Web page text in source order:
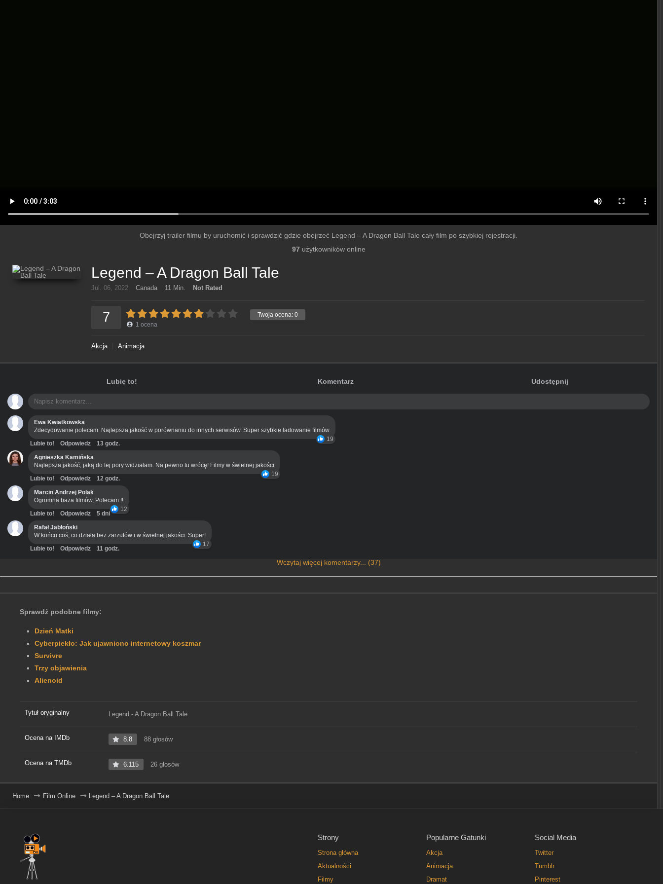
Obejrzyj trailer filmu by uruchomić i sprawdzić gdzie obejrzeć Legend – A Dragon Ball Tale cały film po szybkiej rejestracji.
97 użytkowników online
Legend – A Dragon Ball Tale
Jul. 06, 2022 Canada 11 Min. Not Rated
Twoja ocena: 0
7 1 ocena
Akcja Animacja
Lubię to! Komentarz Udostępnij
Ewa Kwiatkowska
Zdecydowanie polecam. Najlepsza jakość w porównaniu do innych serwisów. Super szybkie ładowanie filmów
19
Lubie to! Odpowiedz
13 godz.
Agnieszka Kamińska
Najlepsza jakość, jaką do tej pory widziałam. Na pewno tu wrócę! Filmy w świetnej jakości
19
Lubie to! Odpowiedz
12 godz.
Marcin Andrzej Polak
Ogromna baza filmów, Polecam !!
12
Lubie to! Odpowiedz
5 dni
Rafał Jabłoński
W końcu coś, co działa bez zarzutów i w świetnej jakości. Super!
17
Lubie to! Odpowiedz 11 godz.
Wczytaj więcej komentarzy... (37)
Sprawdź podobne filmy:
Dzień Matki
Cyberpiekło: Jak ujawniono internetowy koszmar
Survivre
Trzy objawienia
Alienoid
Tytuł oryginalny Legend - A Dragon Ball Tale
Ocena na IMDb 8.8 88 głosów
Ocena na TMDb 6.115 26 głosów
Home Film Online Legend – A Dragon Ball Tale
Strony
Strona główna
Aktualności
Filmy
Popularne Gatunki
Akcja
Animacja
Dramat
Social Media
Twitter
Tumblr
Pinterest